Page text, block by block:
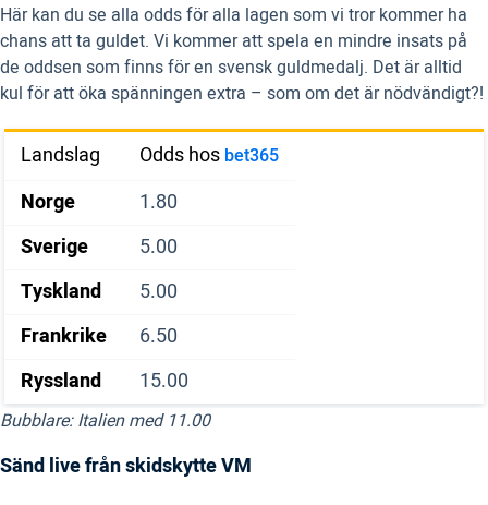
Här kan du se alla odds för alla lagen som vi tror kommer ha
chans att ta guldet. Vi kommer att spela en mindre insats på
de oddsen som finns för en svensk guldmedalj. Det är alltid
kul för att öka spänningen extra – som om det är nödvändigt?!
Landslag Odds hos bet365
Norge
1.80
Sverige
5.00
Tyskland
5.00
Frankrike
6.50
Ryssland
15.00
Bubblare: Italien med 11.00
Sänd live från skidskytte VM